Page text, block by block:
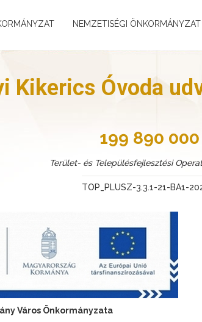
NEMZETISÉGI ÖNKORMÁNYZAT
Kikerics Óvoda
199 890
Terület- és Településfejlesztési
TOP_PLUSZ-3.3.1-21-BA1-
Város Önkormányzata